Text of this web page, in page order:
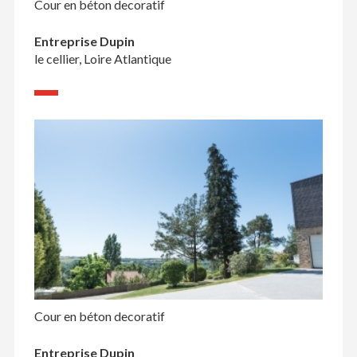
Cour en béton decoratif
Entreprise Dupin
le cellier, Loire Atlantique
Cour en béton decoratif
Entreprise Dupin